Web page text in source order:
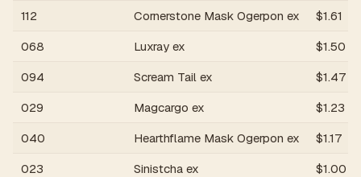
112 Cornerstone Mask Ogerpon ex $1.61
068
Luxray ex $1.50
094
Scream Tail ex $1.47
029
Magcargo ex $1.23
040
Hearthflame Mask Ogerpon ex $1.17
023
Sinistcha ex $1.00